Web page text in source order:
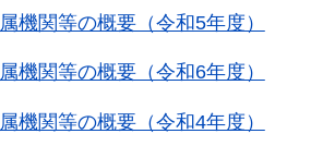
機関等の概要（令和5年度）
機関等の概要（令和6年度）
機関等の概要（令和4年度）